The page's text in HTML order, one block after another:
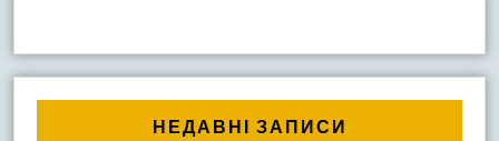
НЕДАВНІ ЗАПИСИ